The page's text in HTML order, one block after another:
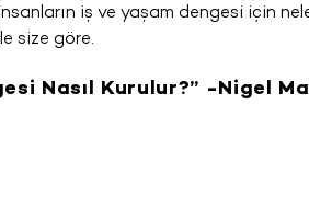
iş ve yaşam dengesi için
size göre.
Nasıl Kurulur?” -Nigel